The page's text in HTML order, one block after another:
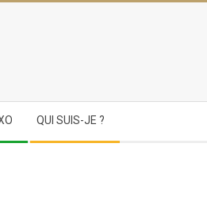
QUI SUIS-JE ?